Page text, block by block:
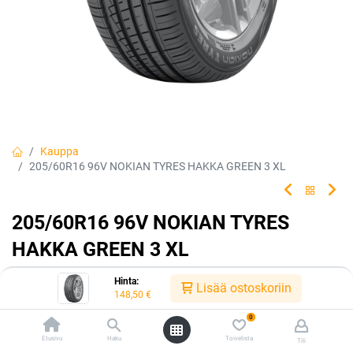
Hinta:
148,50 € Lisää ostoskoriin
Etusivu Haku
0
Toivelista Tili
Kauppa
205/60R16 96V NOKIAN TYRES HAKKA GREEN 3 XL
205/60R16 96V NOKIAN TYRES
HAKKA GREEN 3 XL
6419440442181 Tuotekoodi:222075
148,50€/ kpl
Toimittajilla (kotimaa): Saatavilla